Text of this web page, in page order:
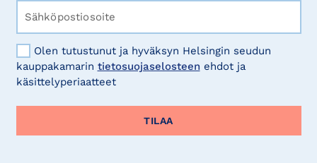
Olen tutustunut ja hyväksyn Helsingin seudun
kauppakamarin tietosuojaselosteen ehdot ja
käsittelyperiaatteet